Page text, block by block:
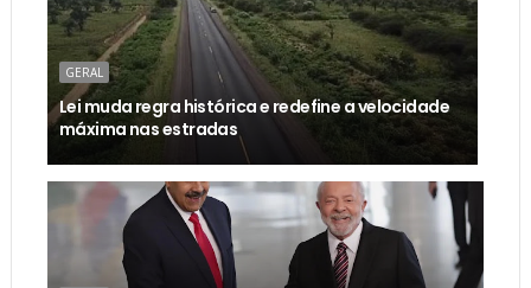
GERAL
Lei muda regra histórica e redefine a velocidade
máxima nas estradas